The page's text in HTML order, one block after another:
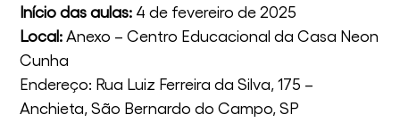
Início das aulas: 4 de fevereiro de 2025
Local: Anexo – Centro Educacional da Casa Neon
Cunha
Endereço: Rua Luiz Ferreira da Silva, 175 –
Anchieta, São Bernardo do Campo, SP